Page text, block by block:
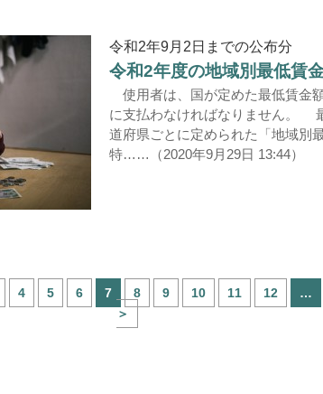
令和2年9月2日までの公布分
令和2年度の地域別最低賃
使用者は、国が定めた最低賃金
に支払わなければなりません。
道府県ごとに定められた「地域別
特……（2020年9月29日 13:44）
4 5 6 7 8 9 10 11 12 …
＞